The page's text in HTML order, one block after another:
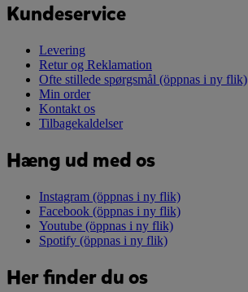
Kundeservice
Levering
Retur og Reklamation
Ofte stillede spørgsmål (öppnas i ny flik)
Min order
Kontakt os
Tilbagekaldelser
Hæng ud med os
Instagram (öppnas i ny flik)
Facebook (öppnas i ny flik)
Youtube (öppnas i ny flik)
Spotify (öppnas i ny flik)
Her finder du os